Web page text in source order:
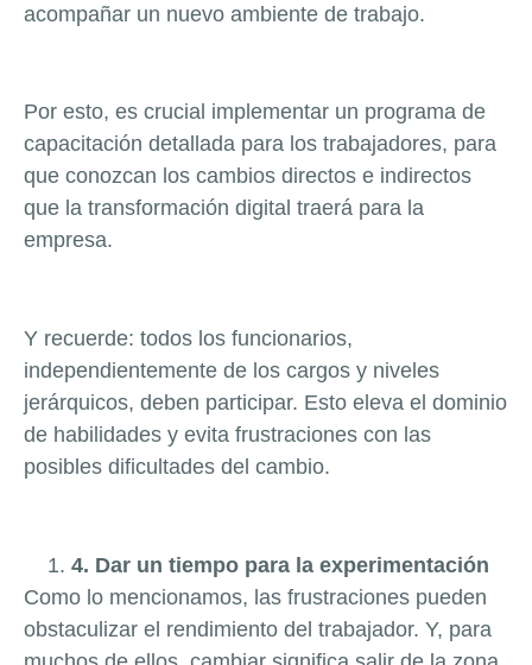
acompañar un nuevo ambiente de trabajo.
Por esto, es crucial implementar un programa de
capacitación detallada para los trabajadores, para
que conozcan los cambios directos e indirectos
que la transformación digital traerá para la
empresa.
Y recuerde: todos los funcionarios,
independientemente de los cargos y niveles
jerárquicos, deben participar. Esto eleva el dominio
de habilidades y evita frustraciones con las
posibles dificultades del cambio.
4. Dar un tiempo para la experimentación
Como lo mencionamos, las frustraciones pueden
obstaculizar el rendimiento del trabajador. Y, para